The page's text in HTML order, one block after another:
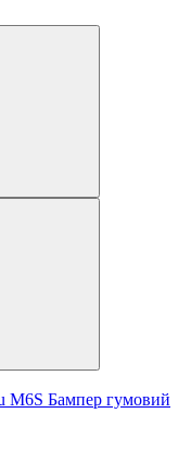
M6S Бампер гумовий